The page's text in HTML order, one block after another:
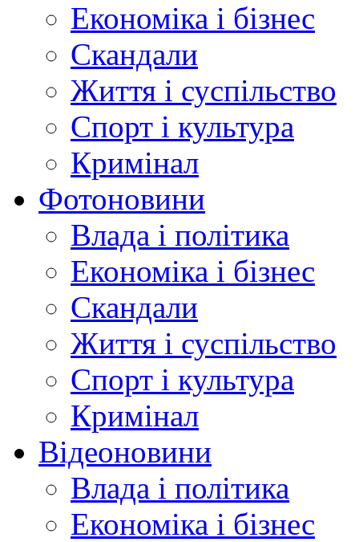
Економіка і бізнес
Скандали
Життя і суспільство
Спорт і культура
Кримінал
Фотоновини
Влада і політика
Економіка і бізнес
Скандали
Життя і суспільство
Спорт і культура
Кримінал
Відеоновини
Влада і політика
Економіка і бізнес